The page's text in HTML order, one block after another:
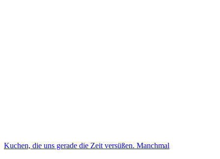
Kuchen, die uns gerade die Zeit versüßen. Manchmal